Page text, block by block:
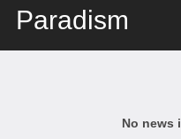
Paradism
No news